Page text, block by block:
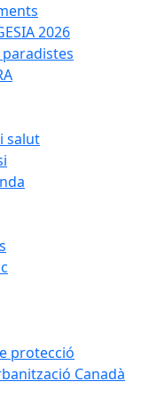
2026
salut
protecció
Canadà